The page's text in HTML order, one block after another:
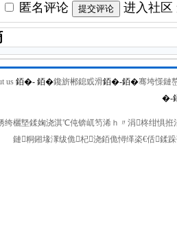
匿名评论 进入社区
us 銆�- 銆�鑱旂郴鎴戜滑銆�-銆�骞垮憡鏈
�-
绔欐墍鍒婅浇淇℃伅锛屼笉浠ｈ〃涓柊绀惧
鏈粡鎺堟潈绂佹杞浇銆佹憳缂栥€佸鍒